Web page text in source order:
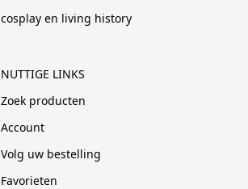
cosplay en living history
NUTTIGE LINKS
Zoek producten
Account
Volg uw bestelling
Favorieten